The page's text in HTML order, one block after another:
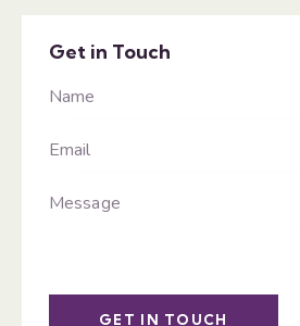
Get in Touch